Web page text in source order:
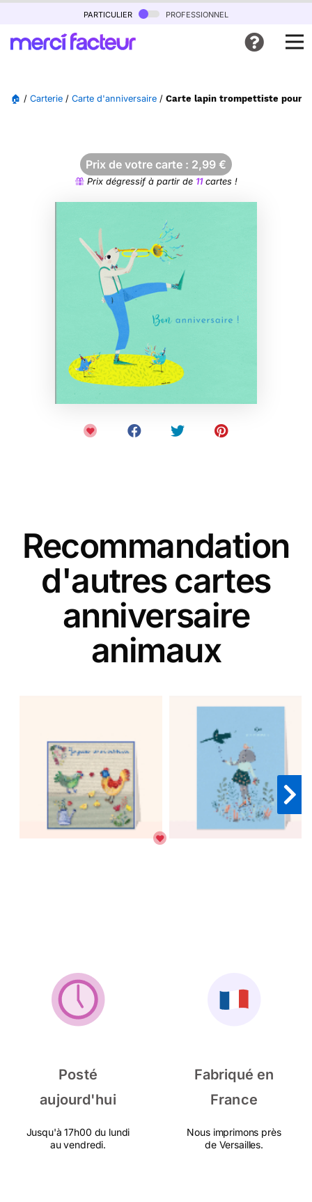
particulier professionnel
🏠 / Carterie / Carte d'anniversaire / Carte lapin trompettiste pour
Prix de votre carte : 2,99 €
Prix dégressif à partir de 11cartes !
Recommandation
d'autres cartes
anniversaire
animaux
Posté
aujourd'hui
Jusqu'à 17h00 du lundi
au vendredi.
Fabriqué en
France
Nous imprimons près
de Versailles.